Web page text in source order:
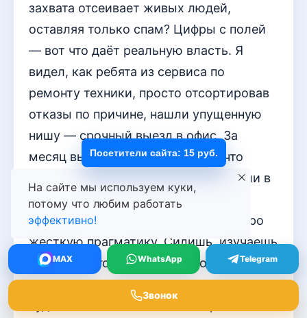
захвата отсеивает живых людей,
оставляя только спам? Цифры с полей
— вот что даёт реальную власть. Я
видел, как ребята из сервиса по
ремонту техники, просто отсортировав
отказы по причине, нашли упущенную
нишу — срочный выезд в офис. За
месяц выросли на 30%, потому что
услышали, что им буквально кричали в
каждом пятом отказе. Это не про
красивые графики для отчёта. Это про
жёсткую прагматику. Сидишь, изучаешь
эти живые голоса с полей боя, и вдруг
находишь ту самую трещину в рынке,
куда можно вклиниться и оторвать свой
На сайте мы используем куки,
потому что любим работать
эффективно!
MAX WhatsApp Telegram
Звонок
Посетители сайта: 15 руб.